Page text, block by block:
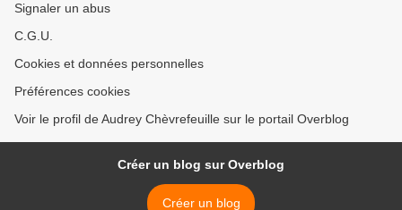
Signaler un abus
C.G.U.
Cookies et données personnelles
Préférences cookies
Voir le profil de Audrey Chèvrefeuille sur le portail Overblog
Créer un blog sur Overblog
Créer un blog